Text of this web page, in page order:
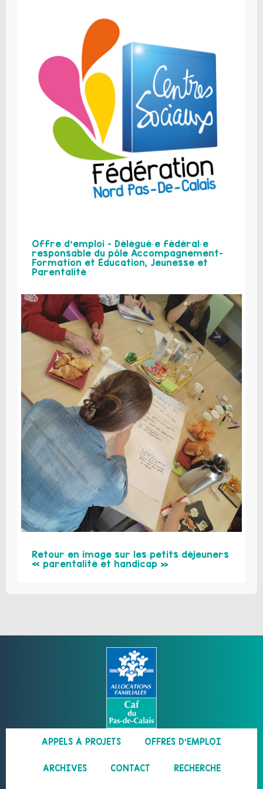
Offre d’emploi – Délégué·e fédéral·e
responsable du pôle Accompagnement-
Formation et Éducation, Jeunesse et
Parentalité
Retour en image sur les petits déjeuners
« parentalité et handicap »
APPELS À PROJETS OFFRES D’EMPLOI
ARCHIVES CONTACT RECHERCHE